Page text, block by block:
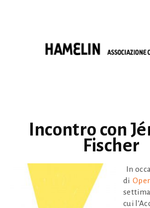
Incontro con
Fischer
In
di
cui